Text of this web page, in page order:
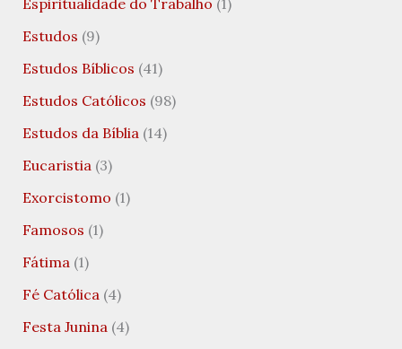
Espiritualidade do Trabalho (1)
Estudos (9)
Estudos Bíblicos (41)
Estudos Católicos (98)
Estudos da Bíblia(14)
Eucaristia(3)
Exorcistomo (1)
Famosos (1)
Fátima(1)
Fé Católica(4)
Festa Junina(4)